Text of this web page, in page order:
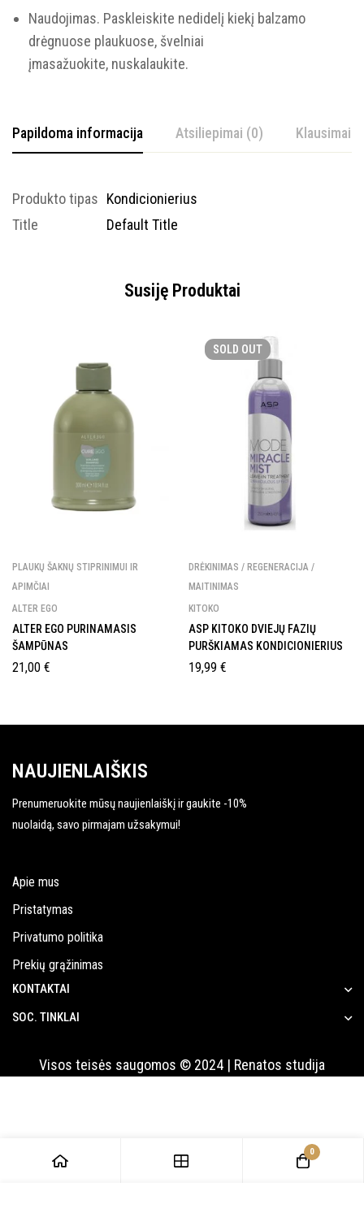
Naudojimas. Paskleiskite nedidelį kiekį balzamo
drėgnuose plaukuose, švelniai
įmasažuokite, nuskalaukite.
Papildoma informacija Atsiliepimai (0) Klausimai
Produkto tipas Kondicionierius
Title
Default Title
Susiję Produktai
PLAUKŲ ŠAKNŲ STIPRINIMUI IR
APIMČIAI
ALTER EGO
ALTER EGO PURINAMASIS
ŠAMPŪNAS
21,00 €
SOLD OUT
DRĖKINIMAS / REGENERACIJA /
MAITINIMAS
KITOKO
ASP KITOKO DVIEJŲ FAZIŲ
PURŠKIAMAS KONDICIONIERIUS
19,99 €
NAUJIENLAIŠKIS
Prenumeruokite mūsų naujienlaiškį ir gaukite -10%
nuolaidą, savo pirmajam užsakymui!
Apie mus
Pristatymas
Privatumo politika
Prekių grąžinimas
KONTAKTAI
SOC. TINKLAI
Visos teisės saugomos © 2024 | Renatos studija
0